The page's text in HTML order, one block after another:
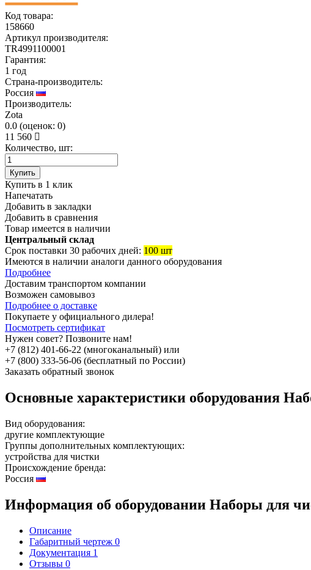
Код товара:
158660
Артикул производителя:
TR4991100001
Гарантия:
1 год
Страна-производитель:
Россия
Производитель:
Zota
0.0 (оценок: 0)
11 560
Количество, шт:
Купить
Купить в 1 клик
Напечатать
Добавить в закладки
Добавить в сравнения
Товар имеется в наличии
Центральный склад
Срок поставки 30 рабочих дней: 100 шт
Имеются в наличии аналоги данного оборудования
Подробнее
Доставим транспортом компании
Возможен самовывоз
Подробнее о доставке
Покупаете у официального дилера!
Посмотреть сертификат
Нужен совет? Позвоните нам!
+7 (812) 401-66-22 (многоканальный) или
+7 (800) 333-56-06 (бесплатный по России)
Заказать обратный звонок
Основные характеристики оборудования
Вид оборудования:
другие комплектующие
Группы дополнительных комплектующих:
устройства для чистки
Происхождение бренда:
Россия
Информация об оборудовании Наборы для
Описание
Габаритный чертеж 0
Документация 1
Отзывы 0